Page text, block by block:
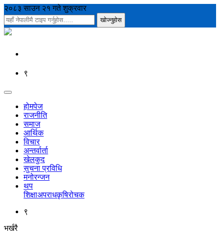
२०८३ साउन २१ गते शुक्रवार
९
होमपेज
राजनीति
समाज
आर्थिक
विचार
अन्तर्वार्ता
खेलकुद
सुचना प्रविधि
मनोरन्जन
थप
शिक्षाअपराधकृषिरोचक
९
भर्खरै